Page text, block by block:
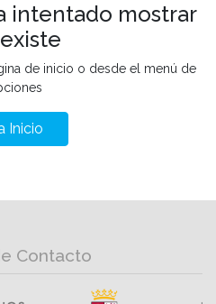
intentado mostrar
de inicio o desde el menú de
Inicio
Contacto